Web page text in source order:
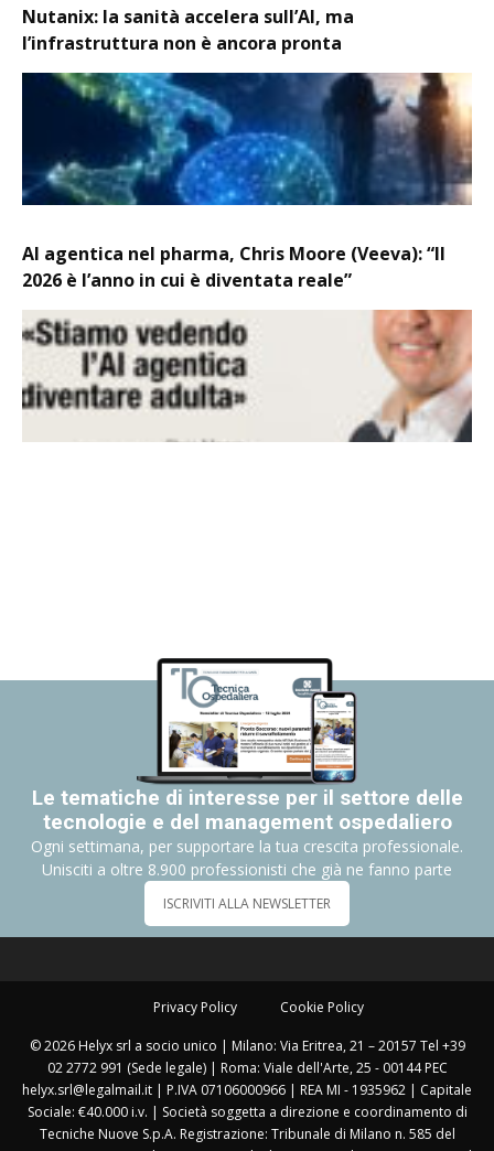
Nutanix: la sanità accelera sull’AI, ma
l’infrastruttura non è ancora pronta
AI agentica nel pharma, Chris Moore (Veeva): “Il
2026 è l’anno in cui è diventata reale”
Le tematiche di interesse per il settore delle
tecnologie e del management ospedaliero
Ogni settimana, per supportare la tua crescita professionale.
Unisciti a oltre 8.900 professionisti che già ne fanno parte
ISCRIVITI ALLA NEWSLETTER
Privacy Policy Cookie Policy
© 2026 Helyx srl a socio unico | Milano: Via Eritrea, 21 – 20157 Tel +39
02 2772 991 (Sede legale) | Roma: Viale dell'Arte, 25 - 00144 PEC
helyx.srl@legalmail.it | P.IVA 07106000966 | REA MI - 1935962 | Capitale
Sociale: €40.000 i.v. | Società soggetta a direzione e coordinamento di
Tecniche Nuove S.p.A. Registrazione: Tribunale di Milano n. 585 del